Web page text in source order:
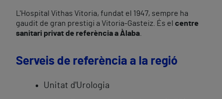
L'Hospital Vithas Vitoria, fundat el 1947, sempre ha
gaudit de gran prestigi a Vitoria-Gasteiz. És el centre
sanitari privat de referència a Àlaba
Serveis de referència a la regió
Unitat d'Urologia